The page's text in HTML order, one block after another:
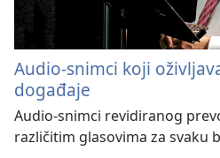
Audio-snimci koji
događaje
Audio-snimci revidiranog
različitim glasovima za svaku